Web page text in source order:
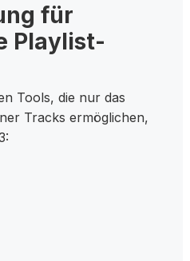
für
Playlist-
Tools, die nur das
Tracks ermöglichen,